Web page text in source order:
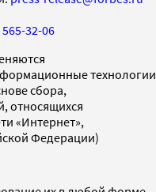
32-06
технологии
сбора,
относящихся
«Интернет»,
Федерации)